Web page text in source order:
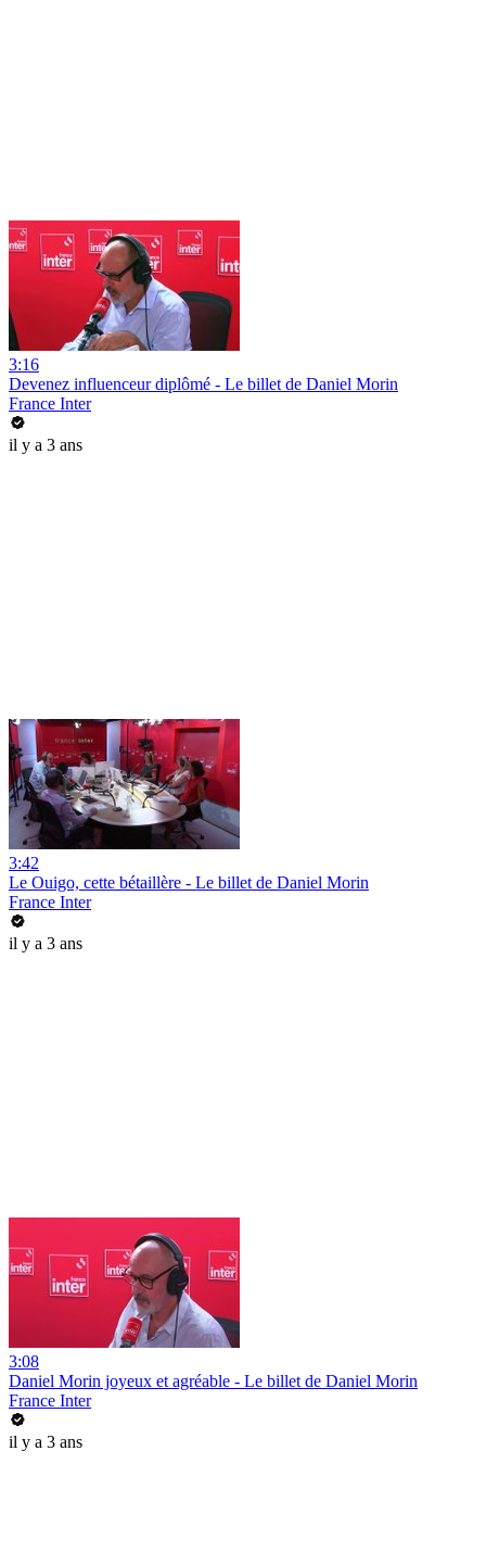
3:16
Devenez influenceur diplômé - Le billet de Daniel Morin
France Inter
il y a 3 ans
3:42
Le Ouigo, cette bétaillère - Le billet de Daniel Morin
France Inter
il y a 3 ans
3:08
Daniel Morin joyeux et agréable - Le billet de Daniel Morin
France Inter
il y a 3 ans